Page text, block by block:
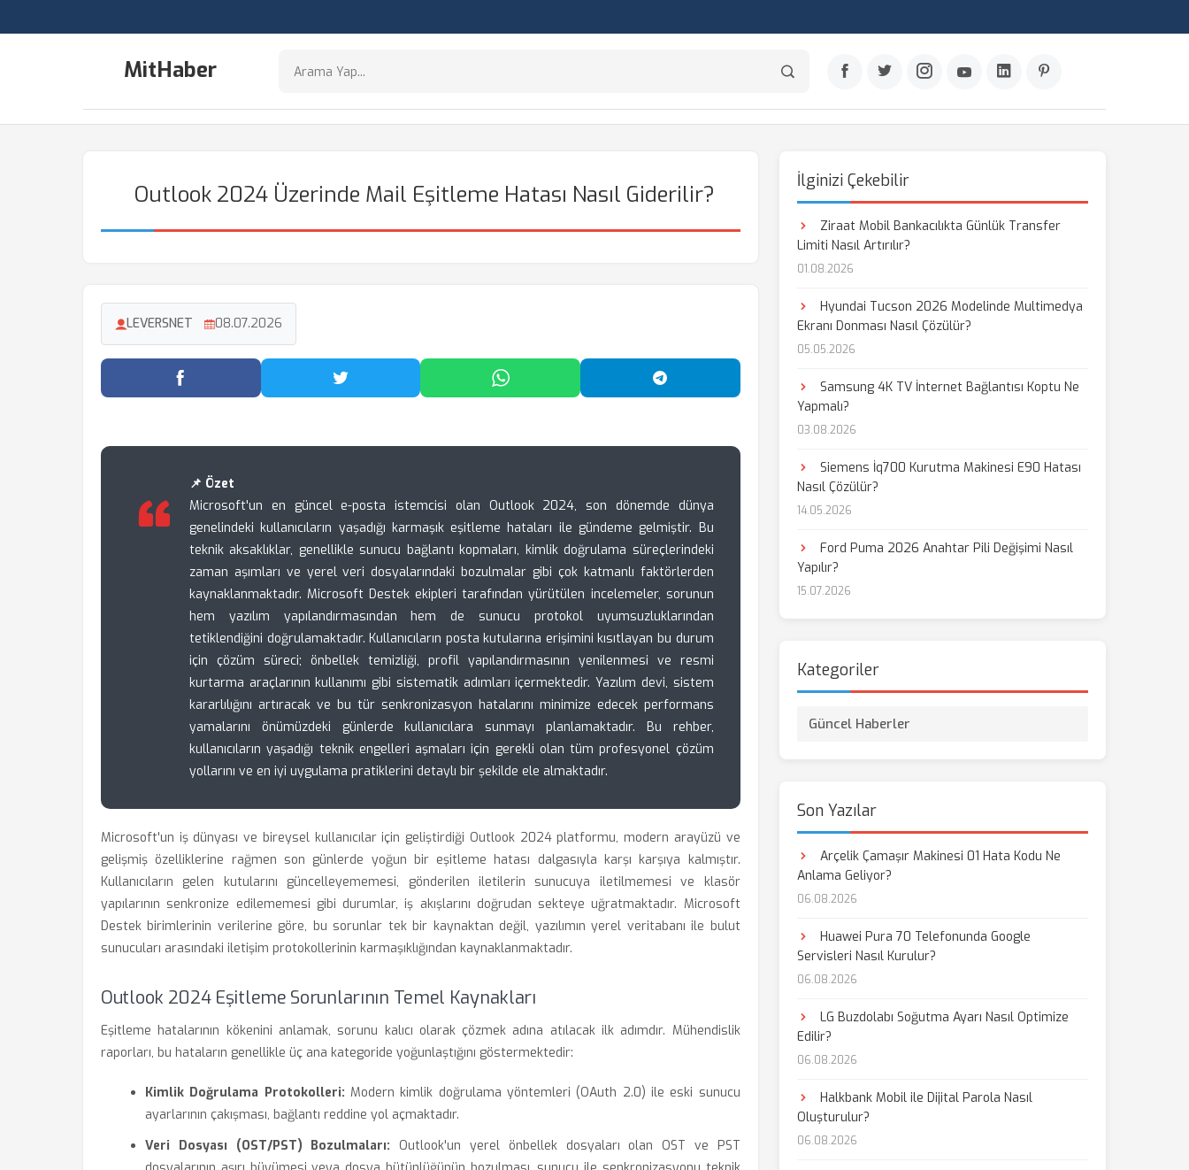
MitHaber
Outlook 2024 Üzerinde Mail Eşitleme Hatası Nasıl Giderilir?
LEVERSNET 08.07.2026
Facebook'ta Paylaş Twitter'da Paylaş WhatsApp'ta Paylaş Telegram'da Paylaş
📌 Özet
Microsoft'un en güncel e-posta istemcisi olan Outlook 2024, son dönemde dünya
genelindeki kullanıcıların yaşadığı karmaşık eşitleme hataları ile gündeme gelmiştir. Bu
teknik aksaklıklar, genellikle sunucu bağlantı kopmaları, kimlik doğrulama süreçlerindeki
zaman aşımları ve yerel veri dosyalarındaki bozulmalar gibi çok katmanlı faktörlerden
kaynaklanmaktadır. Microsoft Destek ekipleri tarafından yürütülen incelemeler, sorunun
hem yazılım yapılandırmasından hem de sunucu protokol uyumsuzluklarından
tetiklendiğini doğrulamaktadır. Kullanıcıların posta kutularına erişimini kısıtlayan bu durum
için çözüm süreci; önbellek temizliği, profil yapılandırmasının yenilenmesi ve resmi
kurtarma araçlarının kullanımı gibi sistematik adımları içermektedir. Yazılım devi, sistem
kararlılığını artıracak ve bu tür senkronizasyon hatalarını minimize edecek performans
yamalarını önümüzdeki günlerde kullanıcılara sunmayı planlamaktadır. Bu rehber,
kullanıcıların yaşadığı teknik engelleri aşmaları için gerekli olan tüm profesyonel çözüm
yollarını ve en iyi uygulama pratiklerini detaylı bir şekilde ele almaktadır.
Microsoft'un iş dünyası ve bireysel kullanıcılar için geliştirdiği Outlook 2024 platformu, modern arayüzü ve
gelişmiş özelliklerine rağmen son günlerde yoğun bir eşitleme hatası dalgasıyla karşı karşıya kalmıştır.
Kullanıcıların gelen kutularını güncelleyememesi, gönderilen iletilerin sunucuya iletilmemesi ve klasör
yapılarının senkronize edilememesi gibi durumlar, iş akışlarını doğrudan sekteye uğratmaktadır. Microsoft
Destek birimlerinin verilerine göre, bu sorunlar tek bir kaynaktan değil, yazılımın yerel veritabanı ile bulut
sunucuları arasındaki iletişim protokollerinin karmaşıklığından kaynaklanmaktadır.
Outlook 2024 Eşitleme Sorunlarının Temel Kaynakları
Eşitleme hatalarının kökenini anlamak, sorunu kalıcı olarak çözmek adına atılacak ilk adımdır. Mühendislik
raporları, bu hataların genellikle üç ana kategoride yoğunlaştığını göstermektedir:
Kimlik Doğrulama Protokolleri: Modern kimlik doğrulama yöntemleri (OAuth 2.0) ile eski sunucu
ayarlarının çakışması, bağlantı reddine yol açmaktadır.
Veri Dosyası (OST/PST) Bozulmaları: Outlook'un yerel önbellek dosyaları olan OST ve PST
İlginizi Çekebilir
Ziraat Mobil Bankacılıkta Günlük Transfer
Limiti Nasıl Artırılır?
01.08.2026
Hyundai Tucson 2026 Modelinde Multimedya
Ekranı Donması Nasıl Çözülür?
05.05.2026
Samsung 4K TV İnternet Bağlantısı Koptu Ne
Yapmalı?
03.08.2026
Siemens İq700 Kurutma Makinesi E90 Hatası
Nasıl Çözülür?
14.05.2026
Ford Puma 2026 Anahtar Pili Değişimi Nasıl
Yapılır?
15.07.2026
Kategoriler
Güncel Haberler
Son Yazılar
Arçelik Çamaşır Makinesi 01 Hata Kodu Ne
Anlama Geliyor?
06.08.2026
Huawei Pura 70 Telefonunda Google
Servisleri Nasıl Kurulur?
06.08.2026
LG Buzdolabı Soğutma Ayarı Nasıl Optimize
Edilir?
06.08.2026
Halkbank Mobil ile Dijital Parola Nasıl
Oluşturulur?
06.08.2026